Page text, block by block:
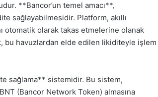
**Bancor’un temel amacı**,
sağlayabilmesidir. Platform, akıllı
otomatik olarak takas etmelerine olanak
bu havuzlardan elde edilen likiditeyle işlem
sağlama** sistemidir. Bu sistem,
BNT (Bancor Network Token) almasına